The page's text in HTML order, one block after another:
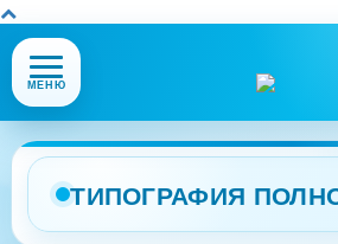
Открыть
или
меню
сайта
МЕНЮ
ТИПОГРАФИЯ